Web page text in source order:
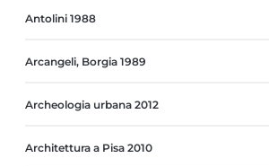
Antolini 1988
Arcangeli, Borgia 1989
Archeologia urbana 2012
Architettura a Pisa 2010